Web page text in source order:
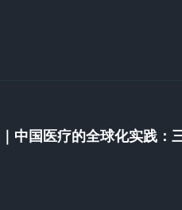
中国医疗的全球化实践：